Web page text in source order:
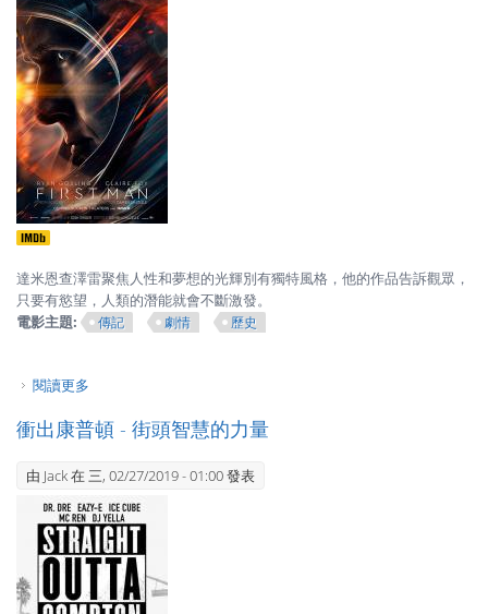
達米恩查澤雷聚焦人性和夢想的光輝別有獨特風格，他的作品告訴觀眾，
只要有慾望，人類的潛能就會不斷激發。
電影主題:
傳記 劇情 歷史
閱讀更多
衝出康普頓 - 街頭智慧的力量
由 Jack在 三, 02/27/2019 - 01:00 發表